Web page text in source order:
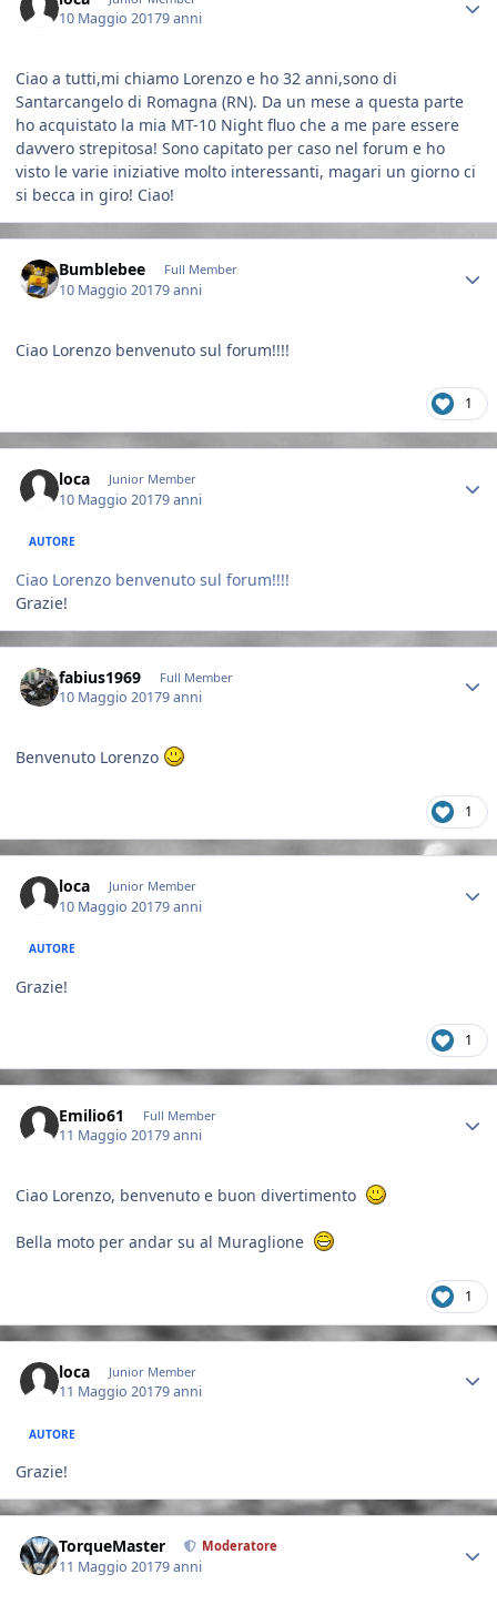
10 Maggio 20179 anni
Ciao a tutti,mi chiamo Lorenzo e ho 32 anni,sono di
Santarcangelo di Romagna (RN). Da un mese a questa parte
ho acquistato la mia MT-10 Night fluo che a me pare essere
davvero strepitosa! Sono capitato per caso nel forum e ho
visto le varie iniziative molto interessanti, magari un giorno ci
si becca in giro! Ciao!
Bumblebee Full Member
10 Maggio 20179 anni
Ciao Lorenzo benvenuto sul forum!!!!
1
loca Junior Member
10 Maggio 20179 anni
AUTORE
Ciao Lorenzo benvenuto sul forum!!!!
Grazie!
fabius1969 Full Member
10 Maggio 20179 anni
Benvenuto Lorenzo
1
loca Junior Member
10 Maggio 20179 anni
AUTORE
Grazie!
1
Emilio61 Full Member
11 Maggio 20179 anni
Ciao Lorenzo, benvenuto e buon divertimento
Bella moto per andar su al Muraglione
1
loca Junior Member
11 Maggio 20179 anni
AUTORE
Grazie!
TorqueMaster Moderatore
11 Maggio 20179 anni